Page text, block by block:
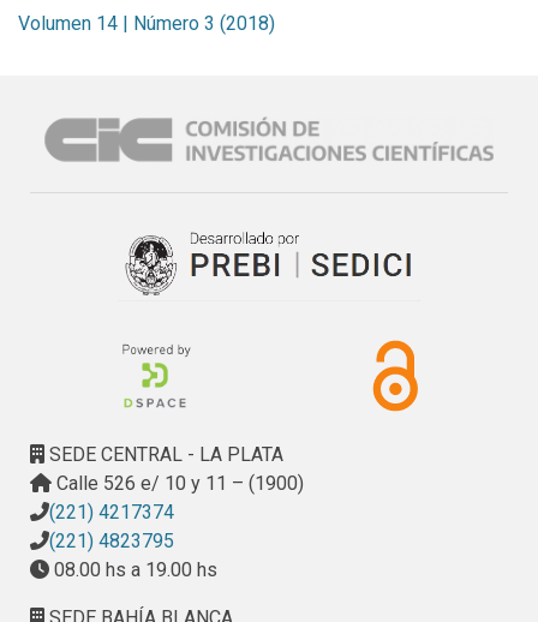
Volumen 14 | Número 3 (2018)
SEDE CENTRAL - LA PLATA
Calle 526 e/ 10 y 11 – (1900)
(221) 4217374
(221) 4823795
08.00 hs a 19.00 hs